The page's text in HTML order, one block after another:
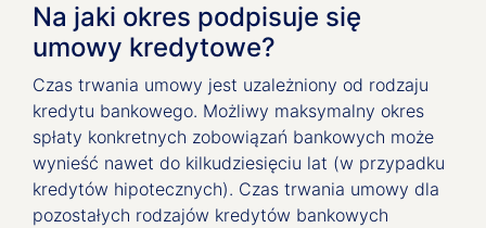
Na jaki okres podpisuje się
umowy kredytowe?
Czas trwania umowy jest uzależniony od rodzaju
kredytu bankowego. Możliwy maksymalny okres
spłaty konkretnych zobowiązań bankowych może
wynieść nawet do kilkudziesięciu lat (w przypadku
kredytów hipotecznych). Czas trwania umowy dla
pozostałych rodzajów kredytów bankowych